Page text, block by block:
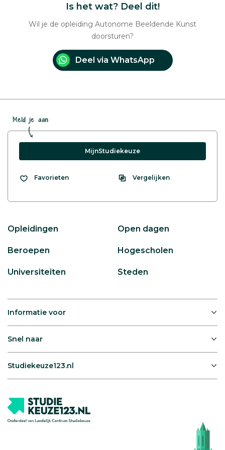
Is het wat? Deel dit!
Wil je de opleiding Autonome Beeldende Kunst
doorsturen?
Deel via WhatsApp
Meld je aan
MijnStudiekeuze
Favorieten Vergelijken
Opleidingen Open dagen
Beroepen Hogescholen
Universiteiten Steden
Informatie voor
Snel naar
Studiekeuze123.nl